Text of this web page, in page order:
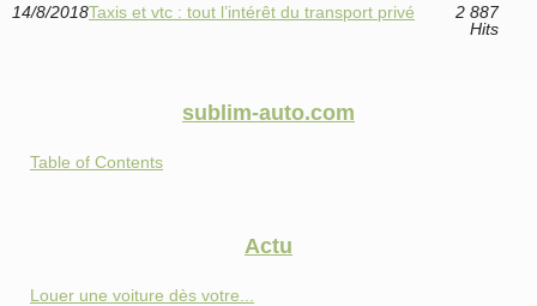
14/8/2018Taxis et vtc : tout l’intérêt du transport privé
2 887
Hits
sublim-auto.com
Table of Contents
Actu
Louer une voiture dès votre...